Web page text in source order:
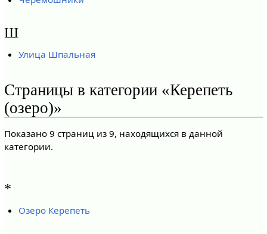
Ш
Улица Шпальная
Страницы в категории «Керепеть
(озеро)»
Показано 9 страниц из 9, находящихся в данной
категории.
*
Озеро Керепеть